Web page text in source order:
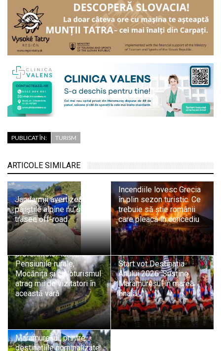
PUBLICAT ÎN: TURISM
ARTICOLE SIMILARE
Jandarmii avertizează:
pajiștile alpine nu sunt
trasee off-road
Incendiile lovesc Grecia
în plin sezon turistic. Ce
trebuie să știe românii
care pleacă în concediu
Maramureșul, în topul
preferințelor turiștilor:
Pensiunile rurale,
Mocănița și cicloturismul
atrag mii de vizitatori în
această vară
Start vot Destinația
Anului 2026: Susține
Maramureșul în marea
finală!
Maramureșul, printre
destinațiile nominalizate